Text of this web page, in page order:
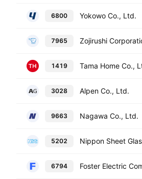
6800 Yokowo Co., Ltd.
7965 Zojirushi
1419 Tama Home Co.,
3028 Alpen Co., Ltd.
9663 Nagawa Co., Ltd.
5202
6794